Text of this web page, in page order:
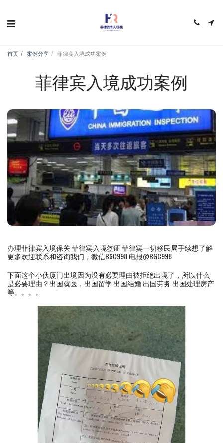
首页 案例分享 菲律宾入境成功案例
菲律宾入境成功案例
办理菲律宾入境保关 菲律宾入境签证 菲律宾一切移民局手续想了解
更多欢迎联系和咨询我们，微信BGC998 电报@BGC998
下面这个小伙厦门出境因为没有必要理由被拒绝出境了，所以什么
是必要理由？出国就医，出国留学 出国结婚 出国劳务 出国处理房产
等。。。。